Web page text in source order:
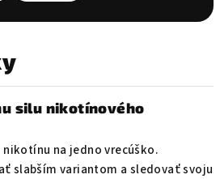
silu nikotínového
na jedno vrecúško.
slabším variantom a sledovať svoju